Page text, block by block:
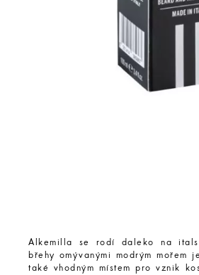
Alkemilla se rodí daleko na
břehy omývanými modrým mořem
také vhodným místem pro vznik